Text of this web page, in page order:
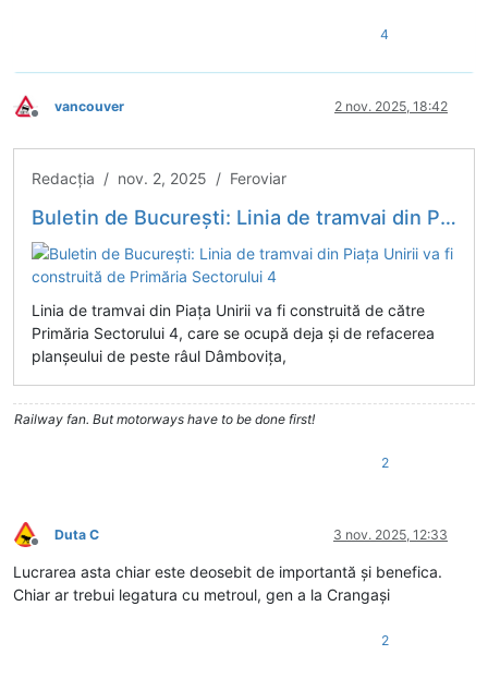
4
Deconectat
vancouver 2 nov. 2025, 18:42
Redacția / nov. 2, 2025 / Feroviar
Buletin de București: Linia de tramvai din Piața Unirii va fi construită de Primăria Sectorului 4
Linia de tramvai din Piața Unirii va fi construită de către
Primăria Sectorului 4, care se ocupă deja și de refacerea
planșeului de peste râul Dâmbovița,
Railway fan. But motorways have to be done first!
2
Deconectat
Duta C 3 nov. 2025, 12:33
Lucrarea asta chiar este deosebit de importantă și benefica.
Chiar ar trebui legatura cu metroul, gen a la Crangași
2